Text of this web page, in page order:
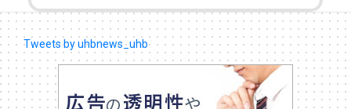
Tweets by uhbnews_uhb